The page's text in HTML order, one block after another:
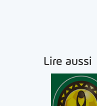
Lire aussi